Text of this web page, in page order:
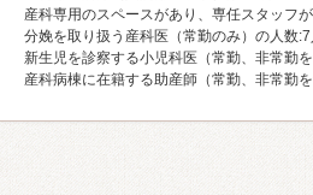
産科専用のスペースがあり、専任スタッフ
分娩を取り扱う産科医（常勤のみ）の人数:7
新生児を診察する小児科医（常勤、非常勤
産科病棟に在籍する助産師（常勤、非常勤